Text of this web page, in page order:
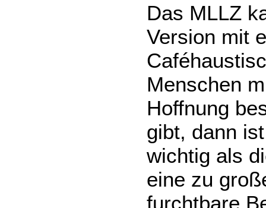
Das MLLZ
Version mit
Menschen
Hoffnung
gibt, dann
wichtig als
eine zu
furchtbare